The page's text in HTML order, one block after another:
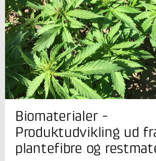
Jeg er din kontaktperson
Bodil Engberg Pallesen
Seniorspecialist
Bioressourcer
+45 72 20 32 81
Biomaterialer -
Produktudvikling ud
plantefibre og